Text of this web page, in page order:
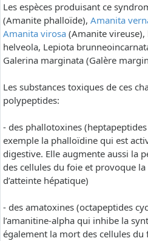
Les espèces produisant ce
(Amanite phalloïde), Amanita
Amanita virosa (Amanite
helveola, Lepiota
Galerina marginata (Galère
Les substances toxiques de ces
polypeptides:
- des phallotoxines
exemple la phalloïdine qui est
digestive. Elle augmente aussi la
des cellules du foie et provoque
d’atteinte hépatique)
- des amatoxines (octapeptides
l’amanitine-alpha qui inhibe la
également la mort des cellules du